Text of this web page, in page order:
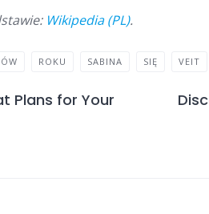
Wikipedia (PL).
ROKU SABINA SIĘ VEIT
Plans for Your